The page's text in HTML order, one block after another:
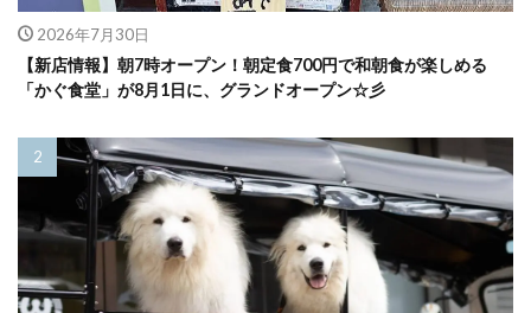
2026年7月30日
【新店情報】朝7時オープン！朝定食700円で和朝食が楽しめる
「かぐ食堂」が8月1日に、グランドオープン☆彡